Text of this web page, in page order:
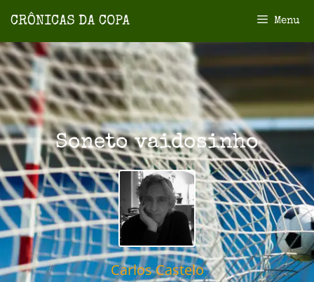
Menu
Soneto vaidosinho
Carlos Castelo